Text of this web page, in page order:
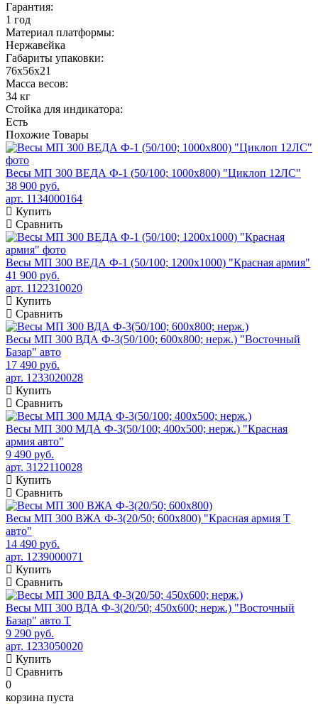
Гарантия:
1 год
Материал платформы:
Нержавейка
Габариты упаковки:
76х56х21
Масса весов:
34 кг
Стойка для индикатора:
Есть
Похожие Товары
Весы МП 300 ВЕДА Ф-1 (50/100; 1000х800) "Циклоп 12ЛС"
38 900 руб.
арт. 1134000164
Купить
Сравнить
Весы МП 300 ВЕДА Ф-1 (50/100; 1200х1000) "Красная армия"
41 900 руб.
арт. 1122310020
Купить
Сравнить
Весы МП 300 ВДА Ф-3(50/100; 600х800; нерж.) "Восточный
Базар" авто
17 490 руб.
арт. 1233020028
Купить
Сравнить
Весы МП 300 МДА Ф-3(50/100; 400х500; нерж.) "Красная
армия авто"
9 490 руб.
арт. 3122110028
Купить
Сравнить
Весы МП 300 ВЖА Ф-3(20/50; 600х800) "Красная армия Т
авто"
14 490 руб.
арт. 1239000071
Купить
Сравнить
Весы МП 300 ВДА Ф-3(20/50; 450х600; нерж.) "Восточный
Базар" авто Т
9 290 руб.
арт. 1233050020
Купить
Сравнить
0
корзина пуста